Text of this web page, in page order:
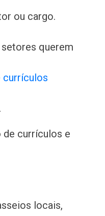
ou cargo.
querem
currículos
currículos e
locais,